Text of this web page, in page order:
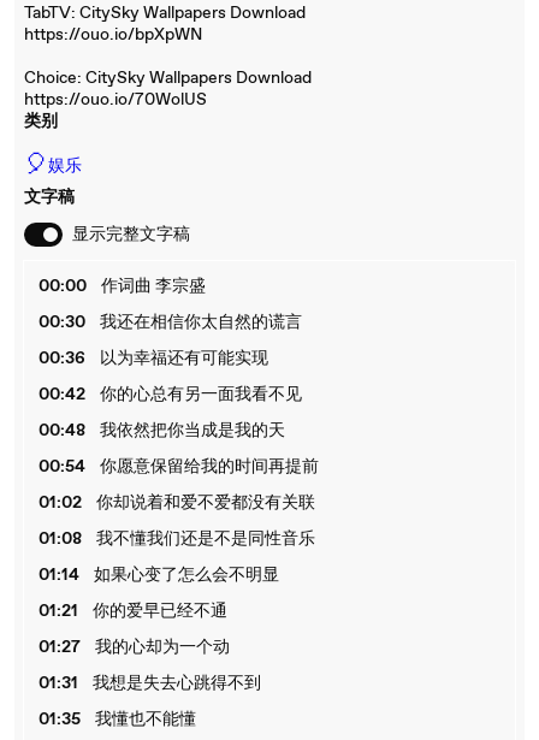
TabTV: CitySky Wallpapers Download
https://ouo.io/bpXpWN
Choice: CitySky Wallpapers Download
https://ouo.io/70WolUS
类别
🎈娱乐
文字稿
显示完整文字稿
00:00
作词曲 李宗盛
00:30
我还在相信你太自然的谎言
00:36
以为幸福还有可能实现
00:42
你的心总有另一面我看不见
00:48
我依然把你当成是我的天
00:54
你愿意保留给我的时间再提前
01:02
你却说着和爱不爱都没有关联
01:08
我不懂我们还是不是同性音乐
01:14
如果心变了怎么会不明显
01:21
你的爱早已经不通
01:27
我的心却为一个动
01:31
我想是失去心跳得不到
01:35
我懂也不能懂